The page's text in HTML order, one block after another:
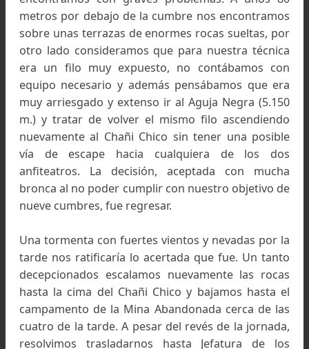
en honor al apellido del acompañante y guía
de la primera expedición sueca al macizo en el
1901. Emocionados y por demás contentos
logrado en la jornada retornamos por el
camino hacia nuestro campamento a
llegamos bien entrada la noche.